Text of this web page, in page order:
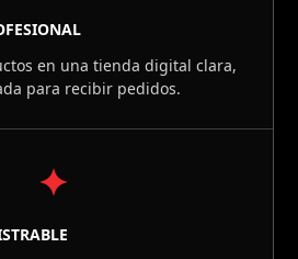
en una tienda digital clara,
para recibir pedidos.
✦